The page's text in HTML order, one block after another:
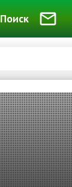
Поиск